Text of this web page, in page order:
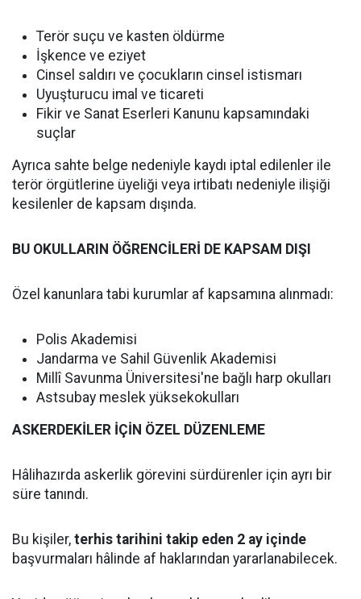
Terör suçu ve kasten öldürme
İşkence ve eziyet
Cinsel saldırı ve çocukların cinsel istismarı
Uyuşturucu imal ve ticareti
Fikir ve Sanat Eserleri Kanunu kapsamındaki
suçlar
Ayrıca sahte belge nedeniyle kaydı iptal edilenler ile
terör örgütlerine üyeliği veya irtibatı nedeniyle ilişiği
kesilenler de kapsam dışında.
BU OKULLARIN ÖĞRENCİLERİ DE KAPSAM DIŞI
Özel kanunlara tabi kurumlar af kapsamına alınmadı:
Polis Akademisi
Jandarma ve Sahil Güvenlik Akademisi
Millî Savunma Üniversitesi'ne bağlı harp okulları
Astsubay meslek yüksekokulları
ASKERDEKİLER İÇİN ÖZEL DÜZENLEME
Hâlihazırda askerlik görevini sürdürenler için ayrı bir
süre tanındı.
Bu kişiler, terhis tarihini takip eden 2 ay içinde
başvurmaları hâlinde af haklarından yararlanabilecek.